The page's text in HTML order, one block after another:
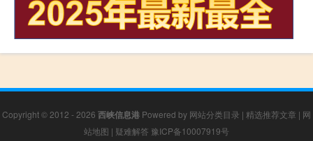
Copyright © 2012 - 2026 西峡信息港 Powered by 网站分类目录 | 精选推荐文章 | 网
站地图 | 疑难解答 豫ICP备10007919号